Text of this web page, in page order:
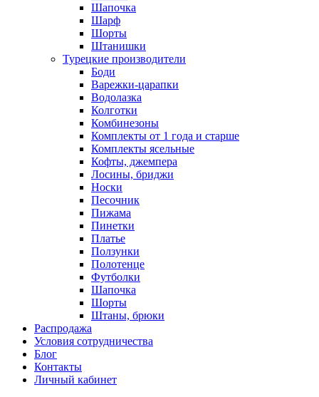
Шапочка
Шарф
Шорты
Штанишки
Турецкие производители
Боди
Варежки-царапки
Водолазка
Колготки
Комбинезоны
Комплекты от 1 года и старше
Комплекты ясельные
Кофты, джемпера
Лосины, бриджи
Носки
Песочник
Пижама
Пинетки
Платье
Ползунки
Полотенце
Футболки
Шапочка
Шорты
Штаны, брюки
Распродажа
Условия сотрудничества
Блог
Контакты
Личный кабинет